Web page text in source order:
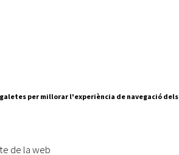
per millorar l'experiència de navegació dels
de la web